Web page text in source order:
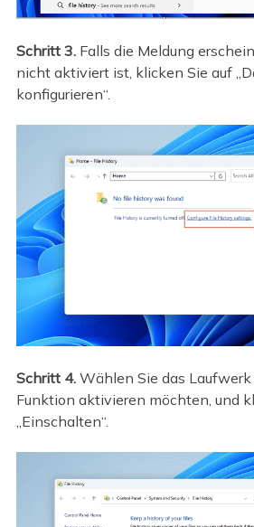
Schritt 3.Falls die Meldung
nicht aktiviert ist, klicken Sie auf
konfigurieren“.
Schritt 4.Wählen Sie das Laufwerk
Funktion aktivieren möchten, und
„Einschalten“.